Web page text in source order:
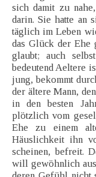
sich damit zu
darin. Sie hatte an
täglich im Leben
das Glück der Ehe
glaubt; auch
bedeutend Aeltere
jung, bekommt
der ältere Mann,
in den besten
plötzlich vom
Ehe zu einem
Häuslichkeit ihn
scheinen, befreit.
will gewöhnlich